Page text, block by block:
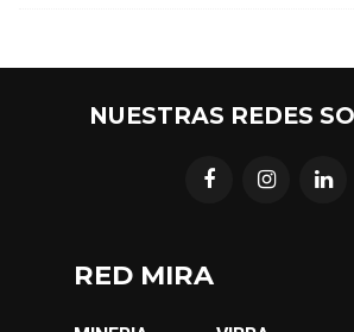
NUESTRAS REDES
RED MIRA